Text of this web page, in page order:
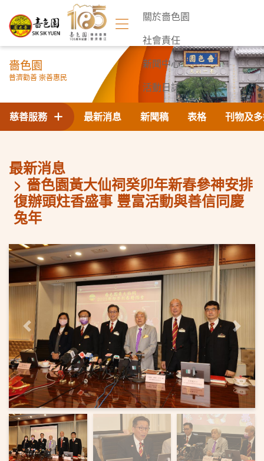
關於嗇色園
社會責任
新聞中心
活動日誌
聯絡我們
嗇色園
普濟勸善 崇善惠民
最新消息 新聞稿 表格 刊物及
慈善服務
最新消息
嗇色園黃大仙祠癸卯年新春參神安排
復辦頭炷香盛事 豐富活動與善信同慶
兔年
上一頁 下一頁